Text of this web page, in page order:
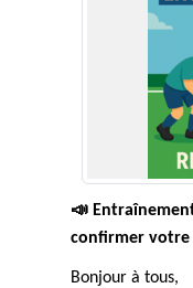
📣
confirmer votre
Bonjour à tous,